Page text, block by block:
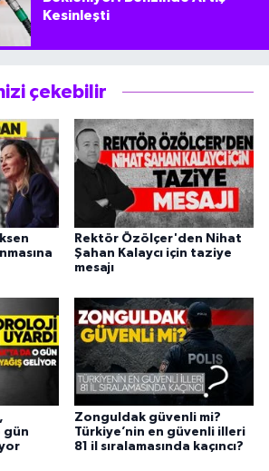
Kesinleşti
çekebilir
Rektör Özölçer'den Nihat
Şahan Kalaycı için taziye
mesajı
gün
Zonguldak güvenli mi?
Türkiye’nin en güvenli illeri
81 il sıralamasında kaçıncı?